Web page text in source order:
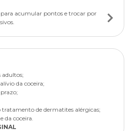
acumular pontos e trocar por
adultos;
da coceira;
tratamento de dermatites alérgicas;
da coceira.